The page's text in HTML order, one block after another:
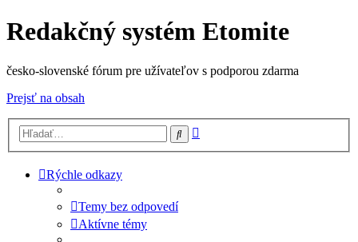
Redakčný systém Etomite
česko-slovenské fórum pre užívateľov s podporou zdarma
Prejsť na obsah
Hľadať
Rýchle odkazy
Temy bez odpovedí
Aktívne témy